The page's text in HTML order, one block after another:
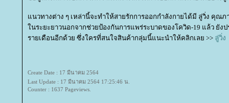
นวทางต่าง ๆ เหล่านี้จะทำให้สายรักการออกกำลังกายได้มี ลู่วิ่ง คุณภ
นระยะยาวนอกจากช่วยป้องกันการแพร่ระบาดของโควิด-19 แล้ว ยัง
รายเดือนอีกด้วย ซึ่งใครที่สนใจสินค้ากลุ่มนี้แนะนำให้คลิกเลย >> ลู่วิ่ง
Create Date : 17 มีนาคม 2564
Last Update : 17 มีนาคม 2564 17:25:46 น.
Counter : 1637 Pageviews.